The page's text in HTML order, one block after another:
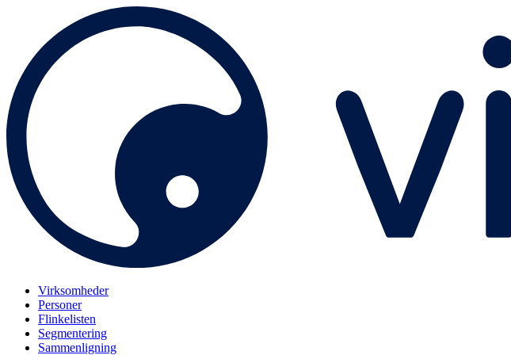
Virksomheder
Personer
Flinkelisten
Segmentering
Sammenligning